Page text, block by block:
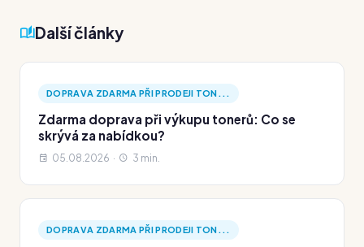
Další články
DOPRAVA ZDARMA PŘI PRODEJI TON...
Zdarma doprava při výkupu tonerů: Co se
skrývá za nabídkou?
05.08.2026 · 3 min.
DOPRAVA ZDARMA PŘI PRODEJI TON...